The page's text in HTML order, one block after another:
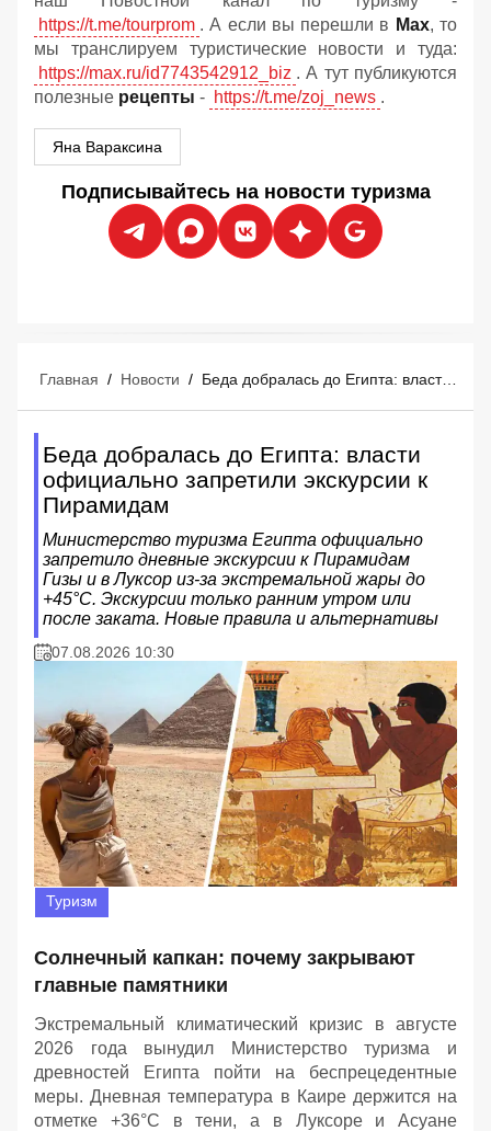
https://t.me/tourprom . А если вы перешли в Мах, то
мы транслируем туристические новости и туда:
https://max.ru/id7743542912_biz . А тут публикуются
полезные рецепты - https://t.me/zoj_news .
Яна Вараксина
Подписывайтесь на новости туризма
Главная / Новости / Беда добралась до Египта: власти официально запретили экскурсии к Пирамидам
Беда добралась до Египта: власти
официально запретили экскурсии к
Пирамидам
Министерство туризма Египта официально
запретило дневные экскурсии к Пирамидам
Гизы и в Луксор из-за экстремальной жары до
+45°C. Экскурсии только ранним утром или
после заката. Новые правила и альтернативы
07.08.2026 10:30
Туризм
Солнечный капкан: почему закрывают
главные памятники
Экстремальный климатический кризис в августе
2026 года вынудил Министерство туризма и
древностей Египта пойти на беспрецедентные
меры. Дневная температура в Каире держится на
отметке +36°C в тени, а в Луксоре и Асуане